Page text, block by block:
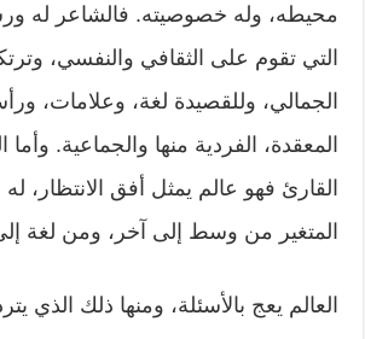
محيطه، وله خصوصيته. فالشاعر له
التي تقوم على الثقافي والنفسي،
الجمالي، وللقصيدة لغة، وعلامات،
المعقدة، الفردية منها والجماعية. وأما
القارئ فهو عالم يمثل أفق الانتظار،
المتغير من وسط إلى آخر، ومن لغة
العالم يعج بالأسئلة، ومنها ذلك الذي